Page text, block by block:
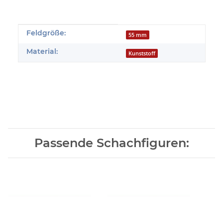
Produkteigenschaft
Wert
Feldgröße: 55 mm
Material: Kunststoff
Passende Schachfiguren: